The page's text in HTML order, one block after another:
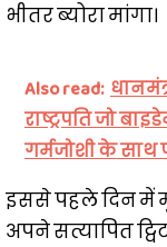
भीतर ब्योरा मांगा।
Also read:
राष्ट्रपति जो
गर्मजोशी के साथ
इससे पहले दिन में
अपने सत्यापित